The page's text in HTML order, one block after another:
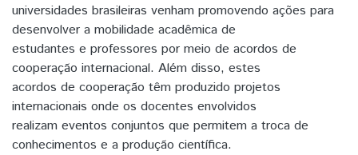
universidades brasileiras venham promovendo ações para
desenvolver a mobilidade acadêmica de
estudantes e professores por meio de acordos de
cooperação internacional. Além disso, estes
acordos de cooperação têm produzido projetos
internacionais onde os docentes envolvidos
realizam eventos conjuntos que permitem a troca de
conhecimentos e a produção científica.